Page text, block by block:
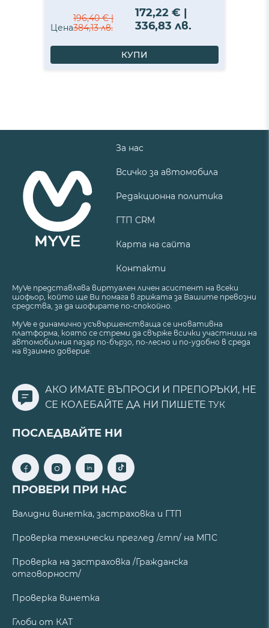
Цена
196,40 € |
384,13 лв.
172,22 € |
336,83 лв.
КУПИ
За нас
Всичко за автомобила
Редакционна политика
ГТП CRM
Карта на сайта
Контакти
MyVe представлява виртуален личен асистент на всеки
шофьор, който ще Ви помага в грижата за Вашите превозни
средства, за да шофирате по-спокойно.
MyVe е динамично усъвършенстваща се иновативна
платформа, която се стреми да свърже всички участници на
автомобилния пазар по-бързо, по-лесно и по-удобно в среда
на взаимно доверие.
АКО ИМАТЕ ВЪПРОСИ И ПРЕПОРЪКИ, НЕ
СЕ КОЛЕБАЙТЕ ДА НИ ПИШЕТЕ ТУК
ПОСЛЕДВАЙТЕ НИ
ПРОВЕРИ ПРИ НАС
Валидни винетка, застраховка и ГТП
Проверка технически преглед /гтп/ на МПС
Проверка на застраховка /Гражданска
отговорност/
Проверка винетка
Глоби от КАТ